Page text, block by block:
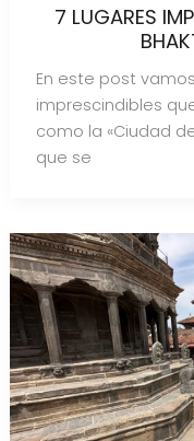
7 LUGARES
En este post
imprescindibles
como la «Ciudad
que se